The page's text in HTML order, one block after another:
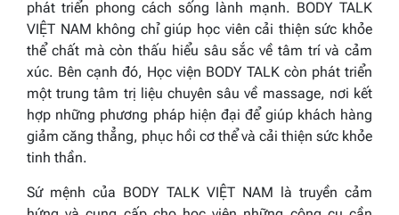
phát triển phong cách sống lành mạnh. BODY TALK
VIỆT NAM không chỉ giúp học viên cải thiện sức khỏe
thể chất mà còn thấu hiểu sâu sắc về tâm trí và cảm
xúc. Bên cạnh đó, Học viện BODY TALK còn phát triển
một trung tâm trị liệu chuyên sâu về massage, nơi kết
hợp những phương pháp hiện đại để giúp khách hàng
giảm căng thẳng, phục hồi cơ thể và cải thiện sức khỏe
tinh thần.
Sứ mệnh của BODY TALK VIỆT NAM là truyền cảm